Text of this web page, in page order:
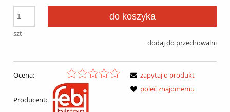
szt
do koszyka
dodaj do przechowalni
Ocena:
Producent:
zapytaj o produkt
poleć znajomemu